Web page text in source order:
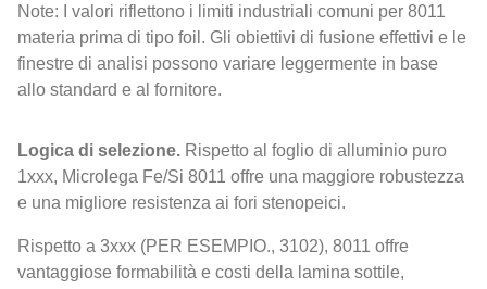
Note: I valori riflettono i limiti industriali comuni per 8011
materia prima di tipo foil. Gli obiettivi di fusione effettivi e le
finestre di analisi possono variare leggermente in base
allo standard e al fornitore.
Logica di selezione. Rispetto al foglio di alluminio puro
1xxx, Microlega Fe/Si 8011 offre una maggiore robustezza
e una migliore resistenza ai fori stenopeici.
Rispetto a 3xxx (PER ESEMPIO., 3102), 8011 offre
vantaggiose formabilità e costi della lamina sottile,